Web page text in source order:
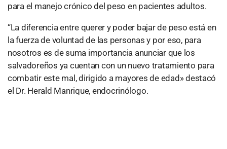
para el manejo crónico del peso en pacientes adultos.
“La diferencia entre querer y poder bajar de peso está en
la fuerza de voluntad de las personas y por eso, para
nosotros es de suma importancia anunciar que los
salvadoreños ya cuentan con un nuevo tratamiento para
combatir este mal, dirigido a mayores de edad» destacó
el Dr. Herald Manrique, endocrinólogo.